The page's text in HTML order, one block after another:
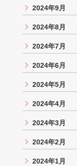
2024年9月
2024年8月
2024年7月
2024年6月
2024年5月
2024年4月
2024年3月
2024年2月
2024年1月